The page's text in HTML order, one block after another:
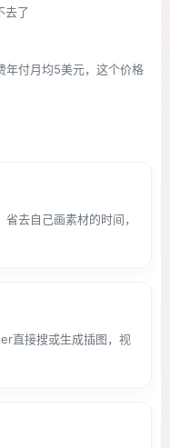
去了
年付月均5美元，这个价格
去自己画素材的时间，
直接搜或生成插图，视